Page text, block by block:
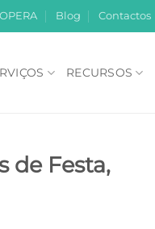
Blog Contactos
RECURSOS
de Festa,